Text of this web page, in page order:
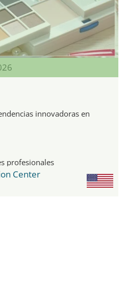
innovadoras en
profesionales
Center